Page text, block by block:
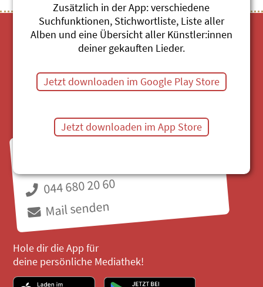
044 680 20 60
Mail senden
Hole dir die App für
deine persönliche Mediathek!
Zusätzlich in der App: verschiedene
Suchfunktionen, Stichwortliste, Liste aller
Alben und eine Übersicht aller Künstler:innen
deiner gekauften Lieder.
Jetzt downloaden im Google Play Store
Jetzt downloaden im App Store